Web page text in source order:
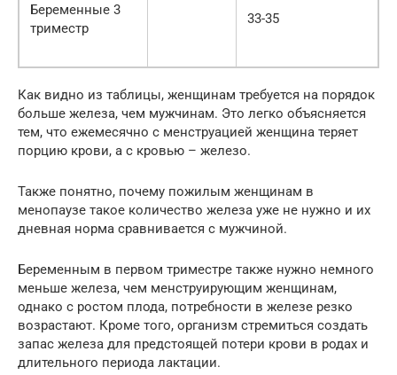
Беременные 3
триместр
33-35
Как видно из таблицы, женщинам требуется на порядок
больше железа, чем мужчинам. Это легко объясняется
тем, что ежемесячно с менструацией женщина теряет
порцию крови, а с кровью – железо.
Также понятно, почему пожилым женщинам в
менопаузе такое количество железа уже не нужно и их
дневная норма сравнивается с мужчиной.
Беременным в первом триместре также нужно немного
меньше железа, чем менструирующим женщинам,
однако с ростом плода, потребности в железе резко
возрастают. Кроме того, организм стремиться создать
запас железа для предстоящей потери крови в родах и
длительного периода лактации.